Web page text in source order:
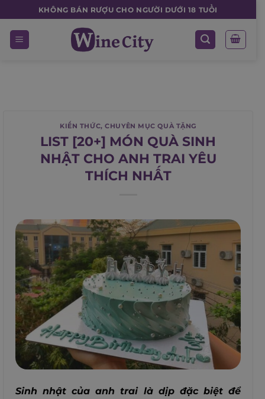
to
content
KHÔNG BÁN RƯỢU CHO NGƯỜI DƯỚI 18 TUỔI
KIẾN THỨC,CHUYÊN MỤC QUÀ TẶNG
LIST [20+] MÓN QUÀ SINH
NHẬT CHO ANH TRAI YÊU
THÍCH NHẤT
Sinh nhật của anh trai là dịp đặc biệt để